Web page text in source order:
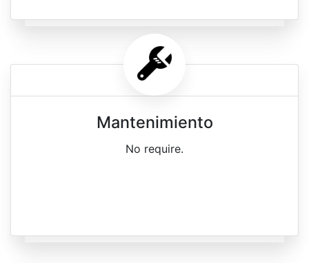
Mantenimiento
No require.